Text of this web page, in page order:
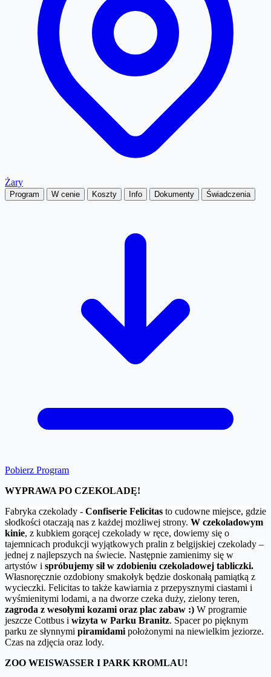
Żary
Program W cenie Koszty Info Dokumenty Świadczenia
Pobierz Program
WYPRAWA PO CZEKOLADĘ!
Fabryka czekolady - Confiserie Felicitas to cudowne miejsce, gdzie
słodkości otaczają nas z każdej możliwej strony. W czekoladowym
kinie, z kubkiem gorącej czekolady w ręce, dowiemy się o
tajemnicach produkcji wyjątkowych pralin z belgijskiej czekolady –
jednej z najlepszych na świecie. Następnie zamienimy się w
artystów i spróbujemy sił w zdobieniu czekoladowej tabliczki.
Własnoręcznie ozdobiony smakołyk będzie doskonałą pamiątką z
wycieczki. Felicitas to także kawiarnia z przepysznymi ciastami i
wyśmienitymi lodami, a na dworze czeka duży, zielony teren,
zagroda z wesołymi kozami oraz plac zabaw :) W programie
jeszcze Cottbus i wizyta w Parku Branitz. Spacer po pięknym
parku ze słynnymi piramidami położonymi na niewielkim jeziorze.
Czas na zdjęcia oraz lody.
ZOO WEISWASSER I PARK KROMLAU!